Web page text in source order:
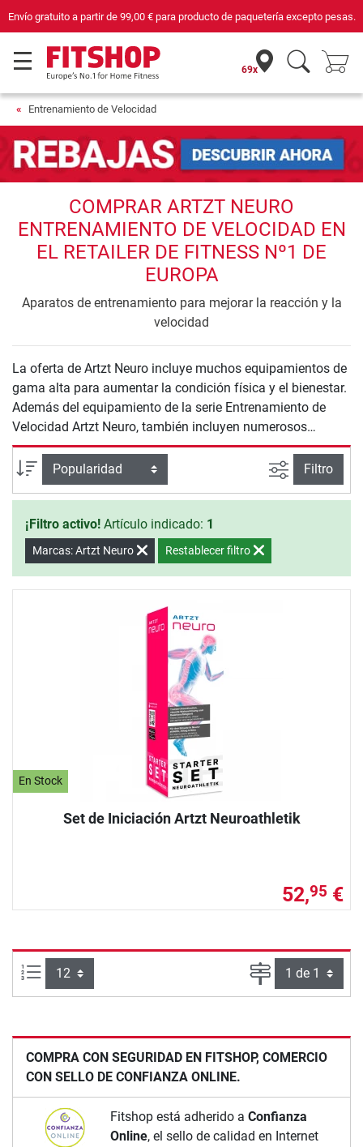
Envío gratuito a partir de 99,00 €para producto de paquetería excepto pesas.
69x
Entrenamiento de Velocidad
COMPRAR ARTZT NEURO
ENTRENAMIENTO DE VELOCIDAD EN
EL RETAILER DE FITNESS Nº1 DE
EUROPA
Aparatos de entrenamiento para mejorar la reacción y la
velocidad
La oferta de Artzt Neuro incluye muchos equipamientos de
gama alta para aumentar la condición física y el bienestar.
Además del equipamiento de la serie Entrenamiento de
Velocidad Artzt Neuro, también incluyen numerosos
accesorios. Diviértete entrenando con Artzt Neuro.
Ordenar por
Busqueda
Filtro
¡Filtro activo! Artículo indicado: 1
Marcas: Artzt Neuro Restablecer filtro
En Stock
Set de Iniciación Artzt Neuroathletik
52,95 €
Artículos por página: Página
COMPRA CON SEGURIDAD EN FITSHOP, COMERCIO
CON SELLO DE CONFIANZA ONLINE.
Fitshop está adherido a Confianza
Online, el sello de calidad en Internet